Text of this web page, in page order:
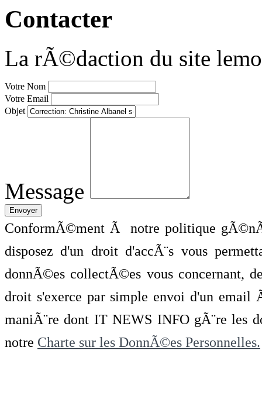
Contacter
La rÃ©daction du site
Votre Nom
Votre Email
Objet
Message
ConformÃ©ment Ã notre politique
disposez d'un droit d'accÃ¨s vous
donnÃ©es collectÃ©es vous concernant,
droit s'exerce par simple envoi d'un
maniÃ¨re dont IT NEWS INFO gÃ¨re les
notre Charte sur les DonnÃ©es Personnelles.